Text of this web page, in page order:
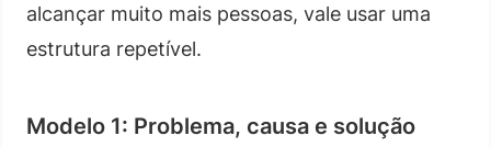
alcançar muito mais pessoas, vale usar uma
estrutura repetível.
Modelo 1: Problema, causa e solução